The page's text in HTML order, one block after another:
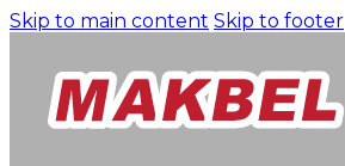
Skip to main content Skip to footer